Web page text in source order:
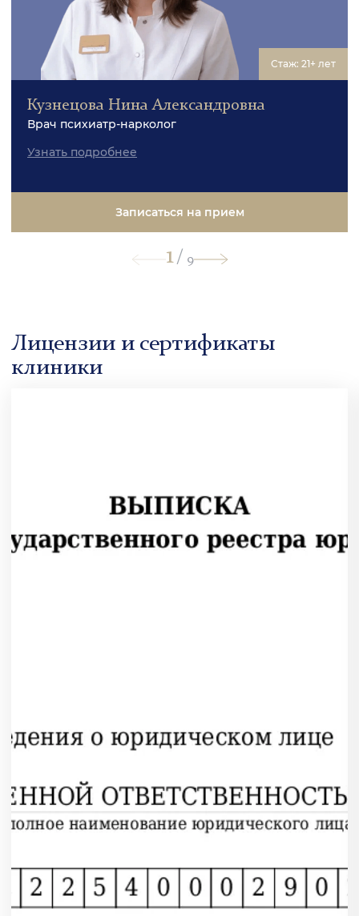
Стаж: 21+ лет
Кузнецова Нина Александровна
Врач психиатр-нарколог
Узнать подробнее
Записаться на прием
1/ 9
Лицензии и сертификаты
клиники